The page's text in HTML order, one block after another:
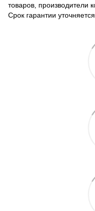
товаров, производители
Срок гарантии